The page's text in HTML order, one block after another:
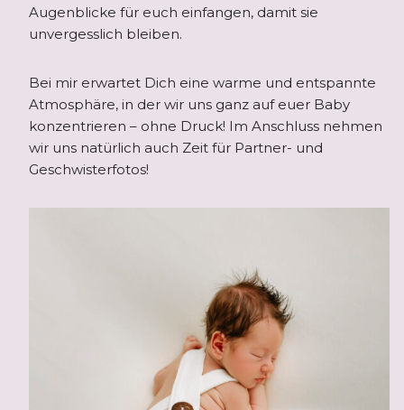
Augenblicke für euch einfangen, damit sie
unvergesslich bleiben.
Bei mir erwartet Dich eine warme und entspannte
Atmosphäre, in der wir uns ganz auf euer Baby
konzentrieren – ohne Druck! Im Anschluss nehmen
wir uns natürlich auch Zeit für Partner- und
Geschwisterfotos!